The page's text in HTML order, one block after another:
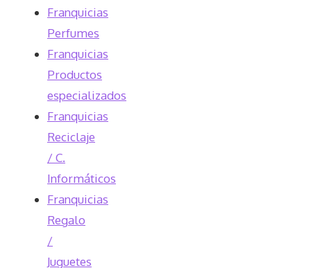
Franquicias
Perfumes
Franquicias
Productos
especializados
Franquicias
Reciclaje
/ C.
Informáticos
Franquicias
Regalo
/
Juguetes